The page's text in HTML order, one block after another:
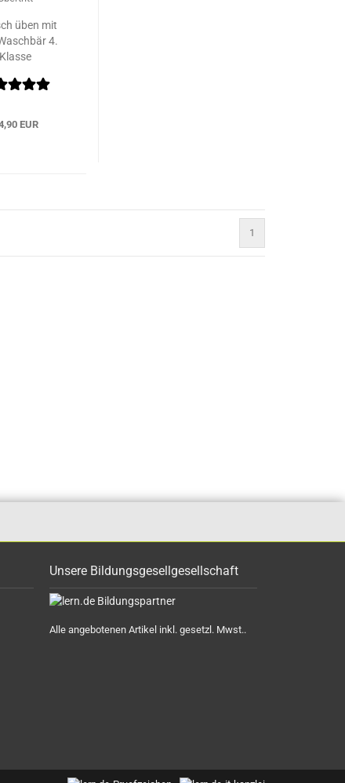
üben mit
4.
Klasse
EUR
1
Unsere Bildungsgesellgesellschaft
Alle angebotenen Artikel inkl. gesetzl. Mwst..